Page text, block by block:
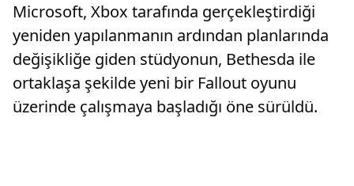
Microsoft, Xbox tarafında gerçekleştirdiği
yeniden yapılanmanın ardından planlarında
değişikliğe giden stüdyonun, Bethesda ile
ortaklaşa şekilde yeni bir Fallout oyunu
üzerinde çalışmaya başladığı öne sürüldü.